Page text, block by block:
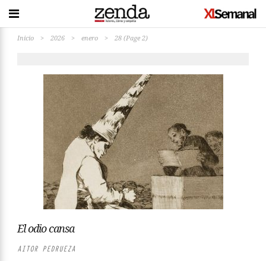
Inicio > 2026 > enero > 28 (Page 2)
El odio cansa
AITOR PEDRUEZA